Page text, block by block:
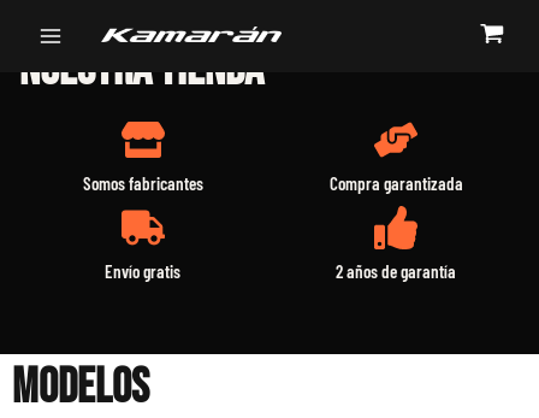
contenido
Main
Menu
COMPRÁ CON CONFIANZA EN
NUESTRA TIENDA
Somos fabricantes Compra garantizada
Envío gratis 2 años de garantía
Modelos